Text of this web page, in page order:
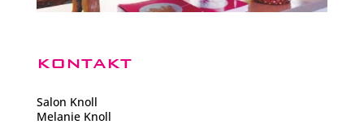
KONTAKT
Salon Knoll
Melanie Knoll